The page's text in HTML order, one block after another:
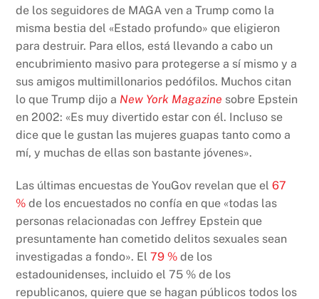
de los seguidores de MAGA ven a Trump como la
misma bestia del «Estado profundo» que eligieron
para destruir. Para ellos, está llevando a cabo un
encubrimiento masivo para protegerse a sí mismo y a
sus amigos multimillonarios pedófilos. Muchos citan
lo que Trump dijo a New York Magazine sobre Epstein
en 2002: «Es muy divertido estar con él. Incluso se
dice que le gustan las mujeres guapas tanto como a
mí, y muchas de ellas son bastante jóvenes».
Las últimas encuestas de YouGov revelan que el 67
% de los encuestados no confía en que «todas las
personas relacionadas con Jeffrey Epstein que
presuntamente han cometido delitos sexuales sean
investigadas a fondo». El 79 % de los
estadounidenses, incluido el 75 % de los
republicanos, quiere que se hagan públicos todos los